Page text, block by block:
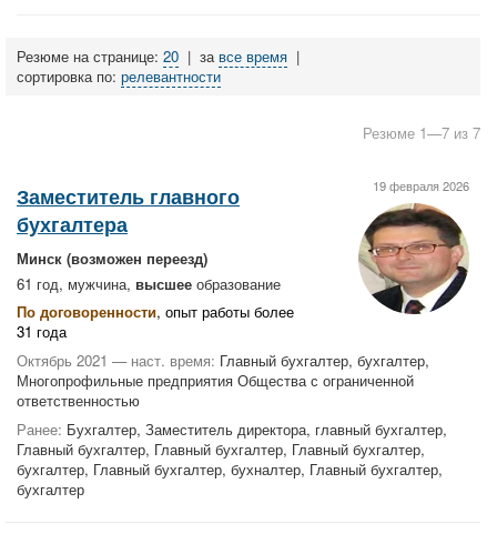
Резюме на странице: 20 | за все время |
сортировка по: релевантности
Резюме 1—7 из 7
19 февраля 2026
Заместитель главного
бухгалтера
Минск (возможен переезд)
61 год, мужчина, высшее образование
По договоренности, опыт работы более
31 года
Октябрь 2021 — наст. время: Главный бухгалтер, бухгалтер,
Многопрофильные предприятия Общества с ограниченной
ответственностью
Ранее: Бухгалтер, Заместитель директора, главный бухгалтер,
Главный бухгалтер, Главный бухгалтер, Главный бухгалтер,
бухгалтер, Главный бухгалтер, бухналтер, Главный бухгалтер,
бухгалтер